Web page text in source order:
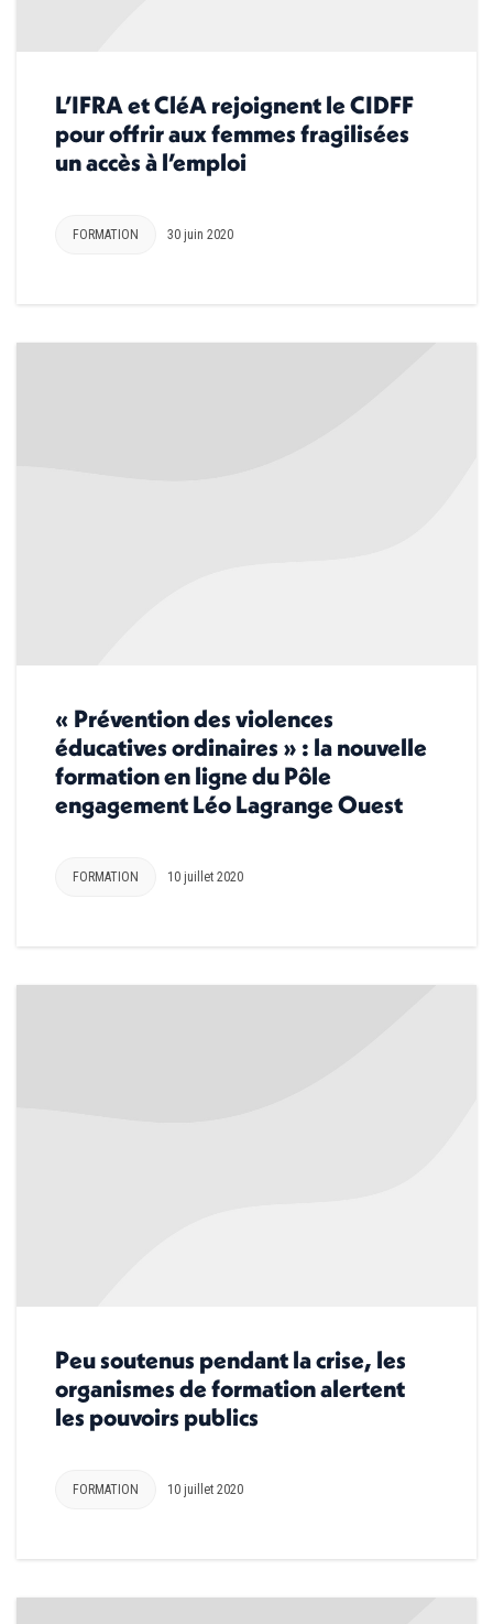
L’IFRA et CléA rejoignent le CIDFF
pour offrir aux femmes fragilisées
un accès à l’emploi
FORMATION 30 juin 2020
« Prévention des violences
éducatives ordinaires » : la nouvelle
formation en ligne du Pôle
engagement Léo Lagrange Ouest
FORMATION 10 juillet 2020
Peu soutenus pendant la crise, les
organismes de formation alertent
les pouvoirs publics
FORMATION 10 juillet 2020